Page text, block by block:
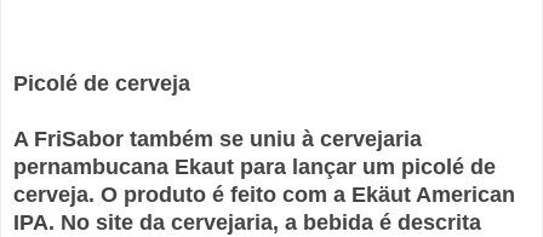
Picolé de cerveja
A FriSabor também se uniu à cervejaria
pernambucana Ekaut para lançar um picolé de
cerveja. O produto é feito com a Ekäut American
IPA. No site da cervejaria, a bebida é descrita